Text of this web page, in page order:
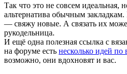
Так что это не совсем идеальная,
альтернатива обычным
— свяжу новые. А связать их
рукодельница.
И ещё одна полезная ссылка с
на форуме есть несколько идей по
возможно, они вдохновят и вас.